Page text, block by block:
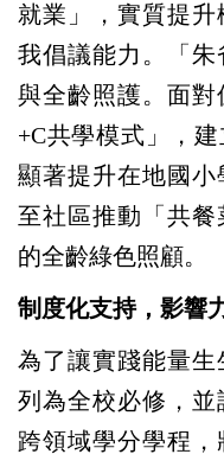
就業」，實質提
我倡議能力。「
與全齡照護。面
+C共學模式」，
顯著提升在地國
至社區推動「共
的全齡綠色照顧。
制度化支持，影響
為了讓實踐能量生
列為全校必修，並
跨領域學分學程，